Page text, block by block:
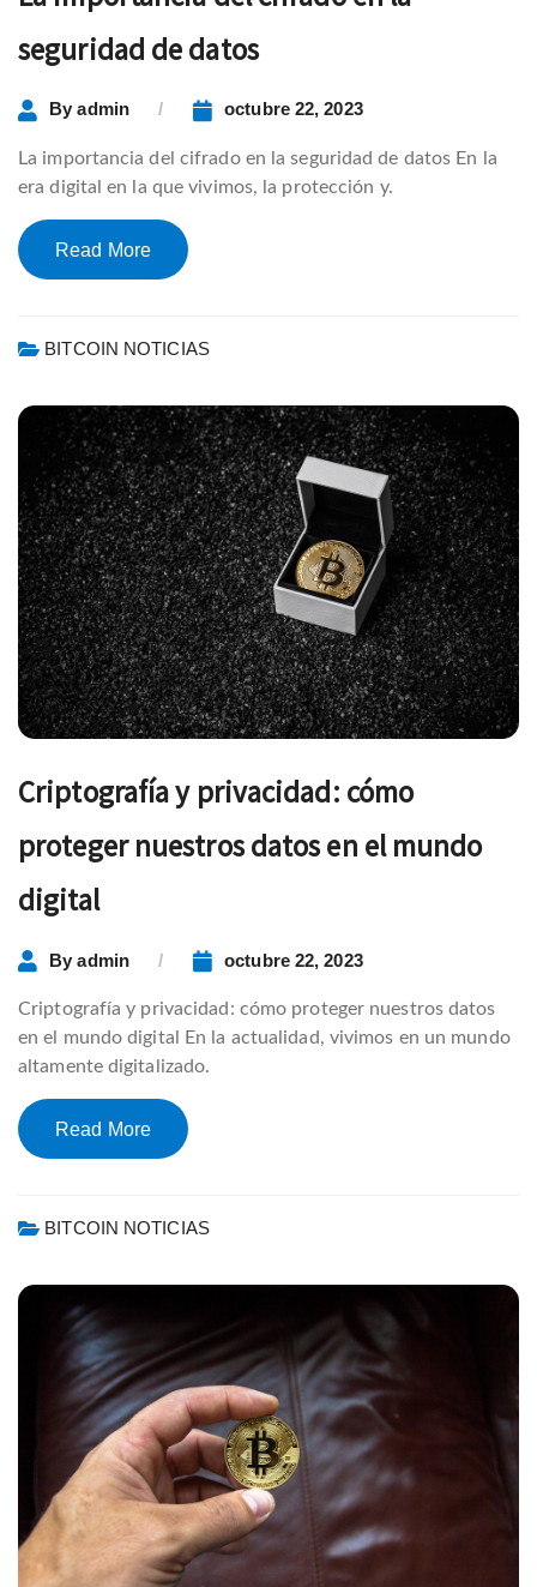
seguridad de datos
Byadmin octubre 22, 2023
La importancia del cifrado en la seguridad de datos En la
era digital en la que vivimos, la protección y.
Read More
BITCOIN NOTICIAS
Criptografía y privacidad: cómo
proteger nuestros datos en el mundo
digital
Byadmin octubre 22, 2023
Criptografía y privacidad: cómo proteger nuestros datos
en el mundo digital En la actualidad, vivimos en un mundo
altamente digitalizado.
Read More
BITCOIN NOTICIAS